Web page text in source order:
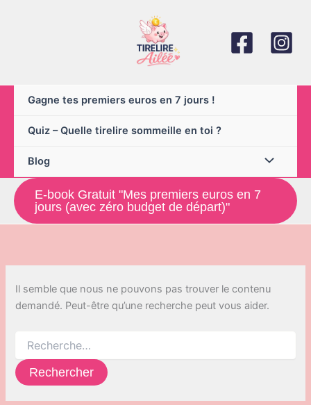
Gagne tes premiers euros en 7 jours !
Quiz – Quelle tirelire sommeille en toi ?
Blog
E-book Gratuit "Mes premiers euros en 7
jours (avec zéro budget de départ)"
Il semble que nous ne pouvons pas trouver le contenu
demandé. Peut-être qu’une recherche peut vous aider.